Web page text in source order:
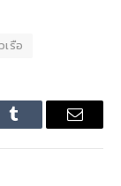
รือ
Tumblr Email